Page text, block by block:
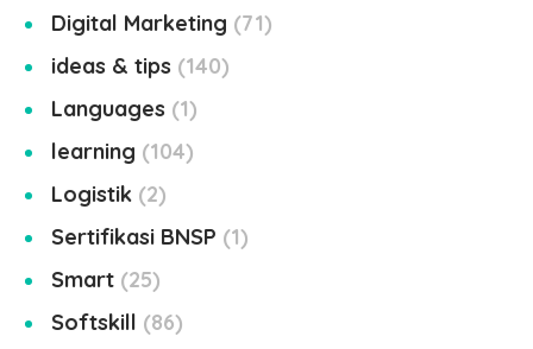
Digital Marketing
71
ideas & tips
140
Languages
1
learning
104
Logistik 2
Sertifikasi BNSP
1
Smart 25
Softskill
86